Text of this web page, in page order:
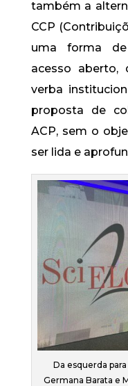
também a
CCP
uma forma
acesso aberto,
verba
proposta de
ACP, sem o
ser lida e
Da esquerda
Germana Barata e